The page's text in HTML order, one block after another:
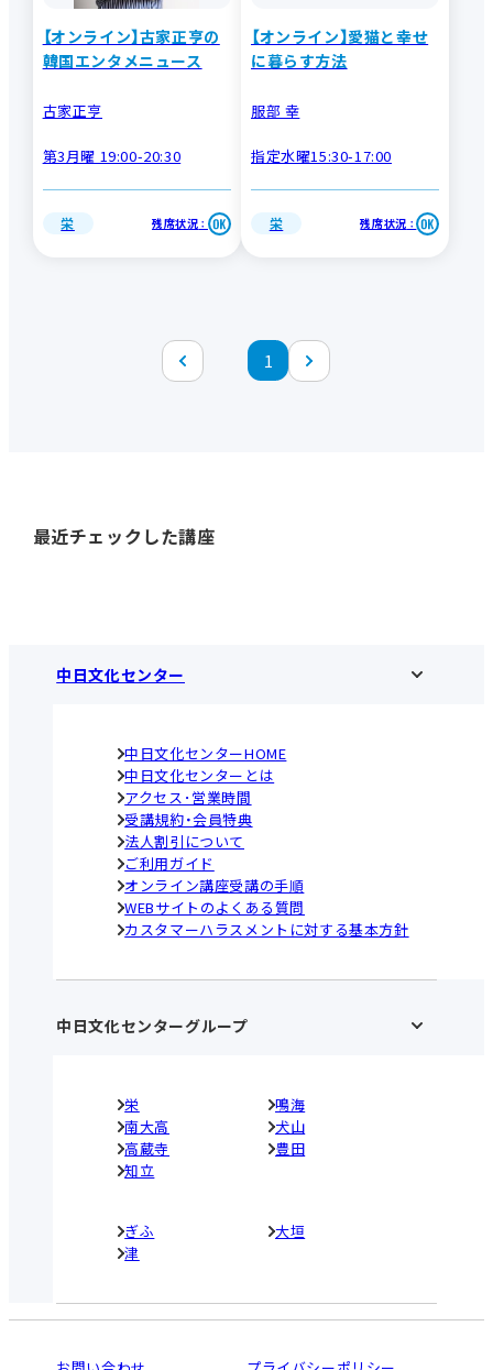
【オンライン】古家正亨の
韓国エンタメニュース
古家正亨
第3月曜 19:00-20:30
栄 残席状況 ：
【オンライン】愛猫と幸せ
に暮らす方法
服部 幸
指定水曜15:30-17:00
栄 残席状況 ：
1
最近チェックした講座
中日文化センター
中日文化センターHOME
中日文化センターとは
アクセス･営業時間
受講規約・会員特典
法人割引について
ご利用ガイド
オンライン講座受講の手順
WEBサイトのよくある質問
カスタマーハラスメントに対する基本方針
中日文化センターグループ
栄
鳴海
南大高
犬山
高蔵寺
豊田
知立
ぎふ
大垣
津